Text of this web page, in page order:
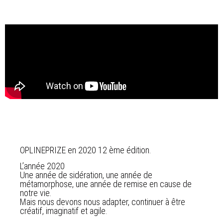
OPLINEPRIZE en 2020 12 ème édition.
L’année 2020
Une année de sidération, une année de
métamorphose, une année de remise en cause de
notre vie.
Mais nous devons nous adapter, continuer à être
créatif, imaginatif et agile.